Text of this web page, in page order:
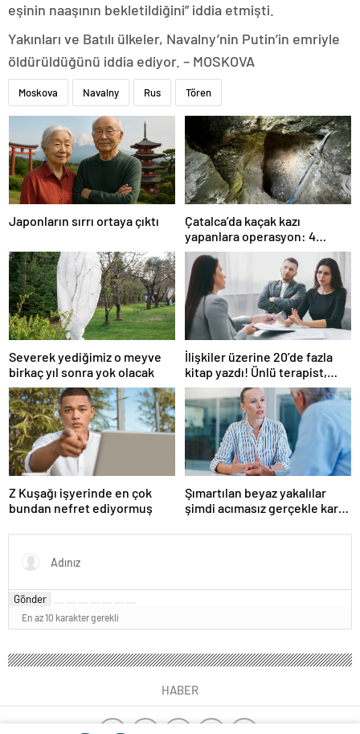
eşinin naaşının bekletildiğini” iddia etmişti.
Yakınları ve Batılı ülkeler, Navalny’nin Putin’in emriyle
öldürüldüğünü iddia ediyor. – MOSKOVA
Moskova Navalny Rus Tören
Japonların sırrı ortaya çıktı
Çatalca’da kaçak kazı
yapanlara operasyon: 4
gözaltı
Severek yediğimiz o meyve
birkaç yıl sonra yok olacak
İlişkiler üzerine 20’de fazla
kitap yazdı! Ünlü terapist,
boşanmaların gerçek
suçlularını açıklıyor
Z Kuşağı işyerinde en çok
bundan nefret ediyormuş
Şımartılan beyaz yakalılar
şimdi acımasız gerçekle karşı
Gönder
En az 10 karakter gerekli
HABER